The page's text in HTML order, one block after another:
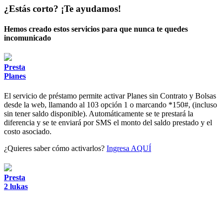
¿Estás corto? ¡Te ayudamos!
Hemos creado estos servicios para que nunca te quedes
incomunicado
Presta
Planes
El servicio de préstamo permite activar Planes sin Contrato y Bolsas
desde la web, llamando al 103 opción 1 o marcando *150#, (incluso
sin tener saldo disponible). Automáticamente se te prestará la
diferencia y se te enviará por SMS el monto del saldo prestado y el
costo asociado.
¿Quieres saber cómo activarlos? Ingresa AQUÍ
Presta
2 lukas